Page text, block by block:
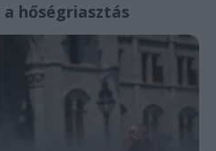
hőségriasztás